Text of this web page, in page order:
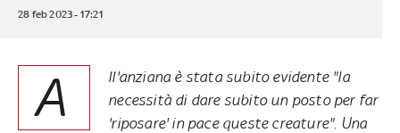
28 feb 2023 - 17:21
A
ll'anziana è stata subito evidente "la
necessità di dare subito un posto per far
'riposare' in pace queste creature". Una